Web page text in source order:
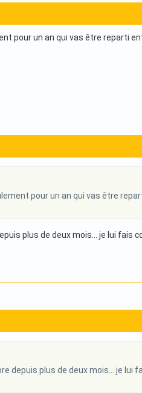
pour un an qui vas être reparti
pour un an qui vas être
plus de deux mois… je lui fais
depuis plus de deux mois… je